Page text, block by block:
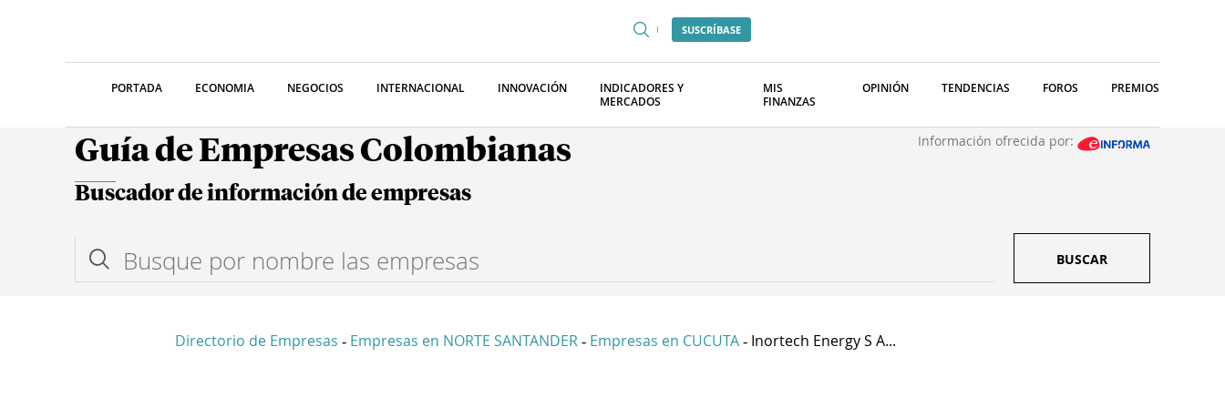
SUSCRÍBASE
PORTADA ECONOMIA NEGOCIOS INTERNACIONAL INNOVACIÓN
INDICADORES Y
MERCADOS
MIS
FINANZAS
OPINIÓN TENDENCIAS FOROS PREMIOS
Guía de Empresas Colombianas Información ofrecida por:
Buscador de información de empresas
BUSCAR
Directorio de Empresas - Empresas en NORTE SANTANDER - Empresas en CUCUTA - Inortech Energy S A...